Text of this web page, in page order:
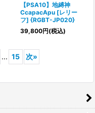
【PSA10】地縛神
CcapacApu [レリー
フ] {RGBT-JP020}
39,800円(税込)
... 15 次»